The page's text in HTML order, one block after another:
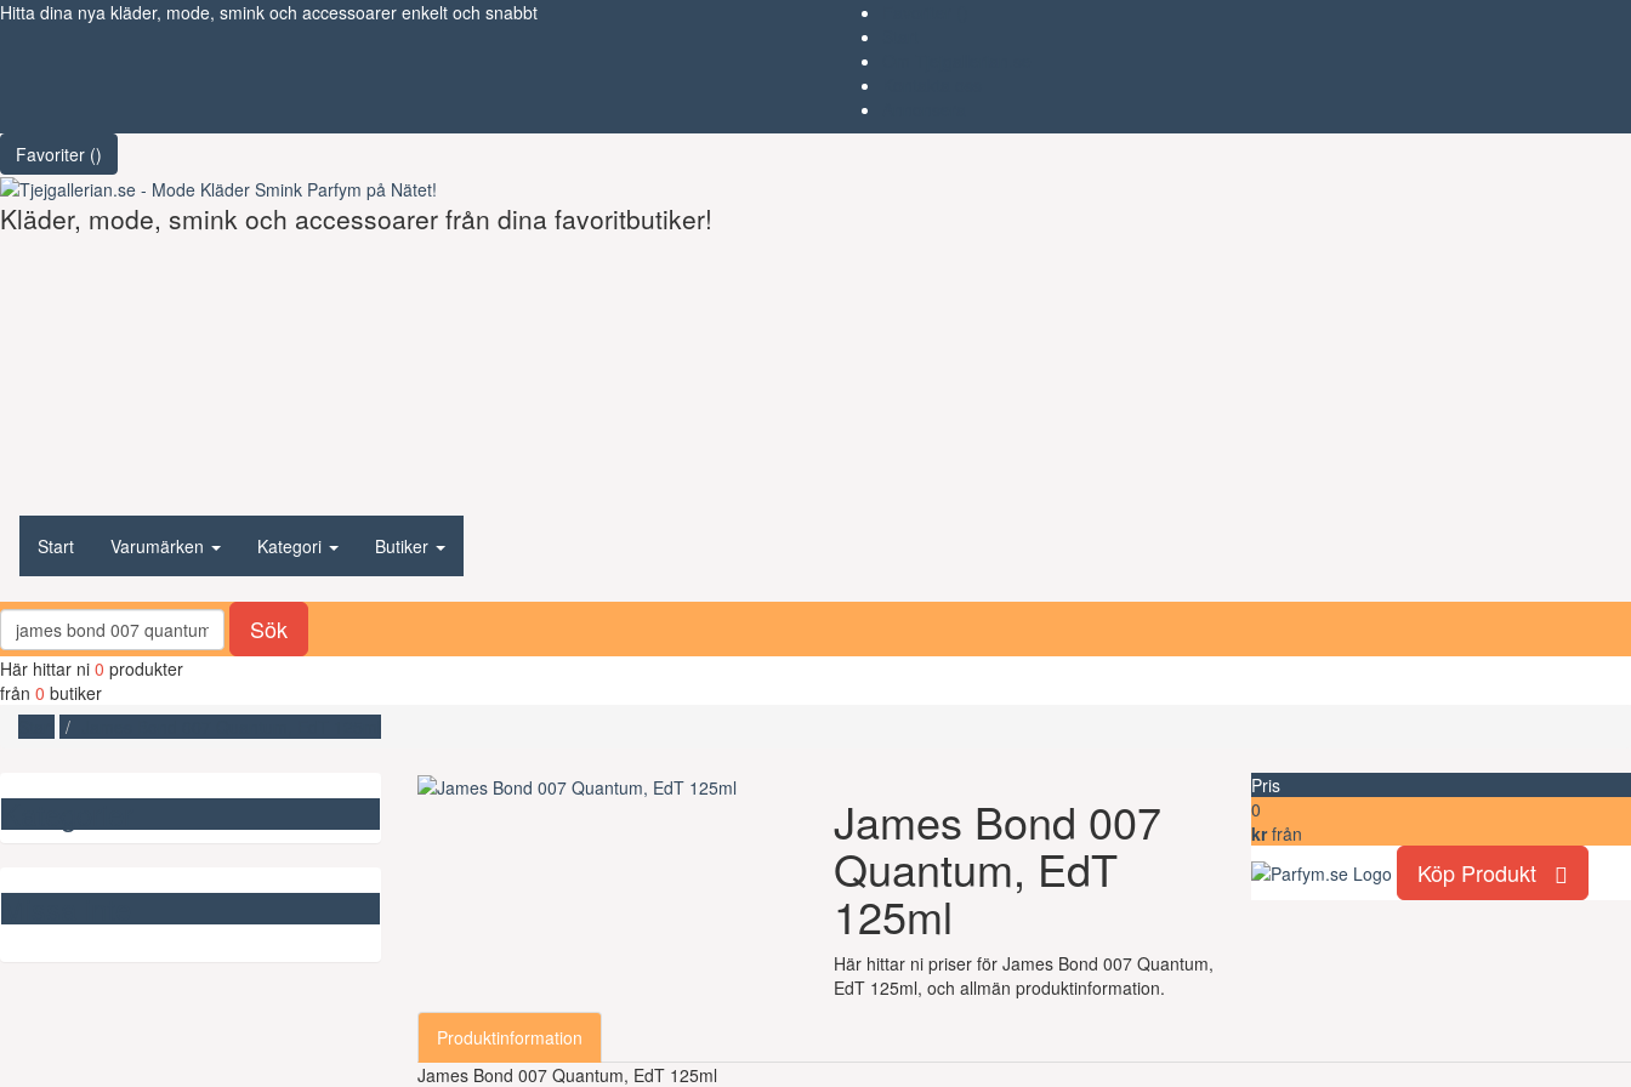
Hitta dina nya kläder, mode, smink och accessoarer enkelt och snabbt
Favoriter ()
Kläder, mode, smink och accessoarer från dina favoritbutiker!
Start Varumärken Kategori Butiker
Sök
Här hittar ni 0 produkter
från 0 butiker
James Bond 007
Quantum, EdT
125ml
Här hittar ni priser för James Bond 007 Quantum,
EdT 125ml, och allmän produktinformation.
Pris
0
kr från
Köp Produkt
Produktinformation
James Bond 007 Quantum, EdT 125ml